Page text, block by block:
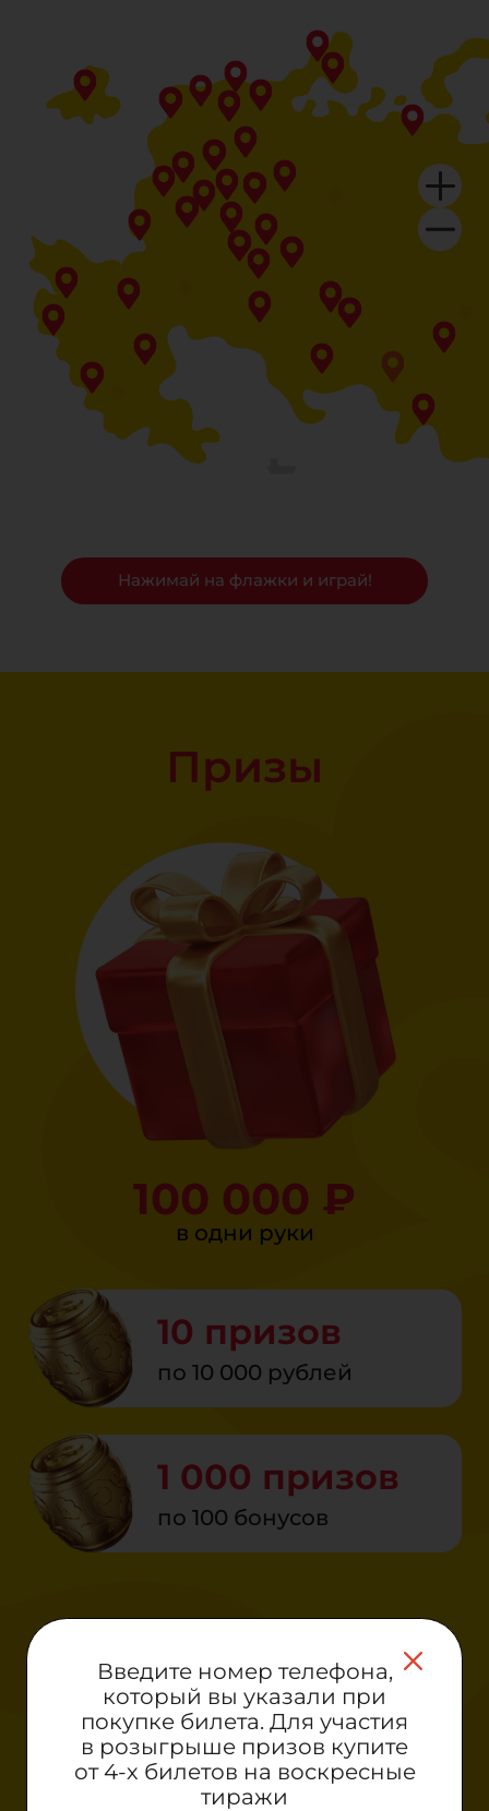
Нажимай на флажки и играй!
Призы
100 000 ₽
в одни руки
10 призов
по 10 000 рублей
1 000 призов
по 100 бонусов
Правила акции
Введите номер телефона,
который вы указали при
покупке билета. Для участия
в розыгрыше призов купите
от 4-х билетов на воскресные
тиражи